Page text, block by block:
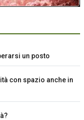
un posto
con spazio anche in